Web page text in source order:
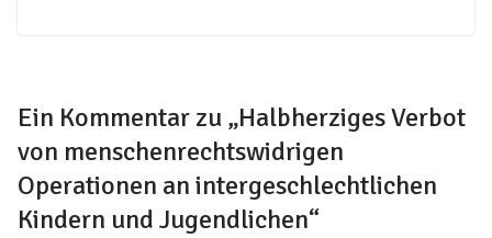
Ein Kommentar zu „Halbherziges Verbot
von menschenrechtswidrigen
Operationen an intergeschlechtlichen
Kindern und Jugendlichen“